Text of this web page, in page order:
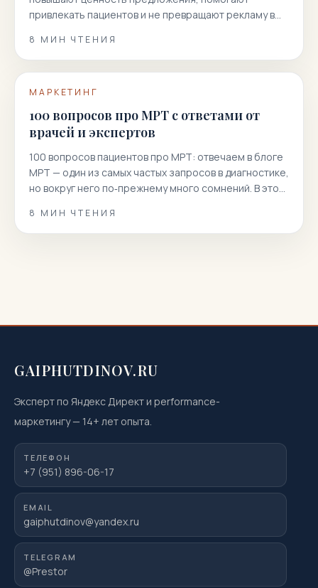
привлекать пациентов и не превращают рекламу в
8 МИН ЧТЕНИЯ
МАРКЕТИНГ
100 вопросов про МРТ с ответами от
врачей и экспертов
100 вопросов пациентов про МРТ: отвечаем в блоге
МРТ — один из самых частых запросов в диагностике,
но вокруг него по‑прежнему много сомнений. В этой
пациентов и даем короткие, точные и полезные
ответы. Вы узнаете, как подготовиться к
8 МИН ЧТЕНИЯ
GAIPHUTDINOV.RU
Эксперт по Яндекс Директ и performance-
маркетингу— 14+ лет опыта.
ТЕЛЕФОН
+7 (951) 896-06-17
EMAIL
gaiphutdinov@yandex.ru
TELEGRAM
@Prestor